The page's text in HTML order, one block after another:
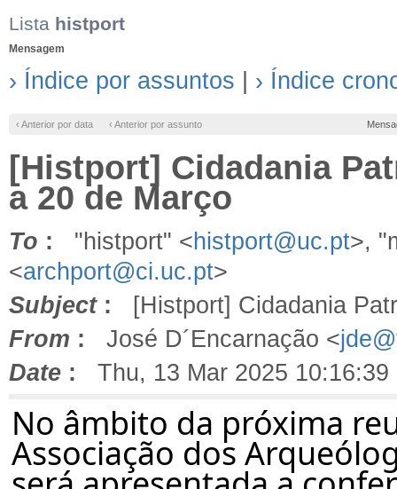
Lista histport
Mensagem
› Índice por assuntos › Índice
‹ Anterior por data ‹ Anterior por assunto
[Histport] Cidadania
a 20 de Março
To : "histport" <histport@uc.pt>,
<archport@ci.uc.pt>
Subject: [Histport] Cidadania
From : José D´Encarnação <
Date : Thu, 13 Mar 2025 10:16:39
No âmbito da próxima
Associação dos